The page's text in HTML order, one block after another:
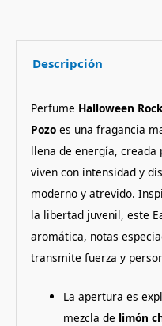
Descripción
Perfume Halloween
Pozoes una fragancia
llena de energía, creada
viven con intensidad y
moderno y atrevido.
la libertad juvenil, este
aromática, notas
transmite fuerza y
La apertura es
mezcla de limón